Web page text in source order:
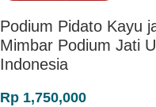
Podium Pidato Kayu
Mimbar Podium Jati
Indonesia
Rp 1,750,000